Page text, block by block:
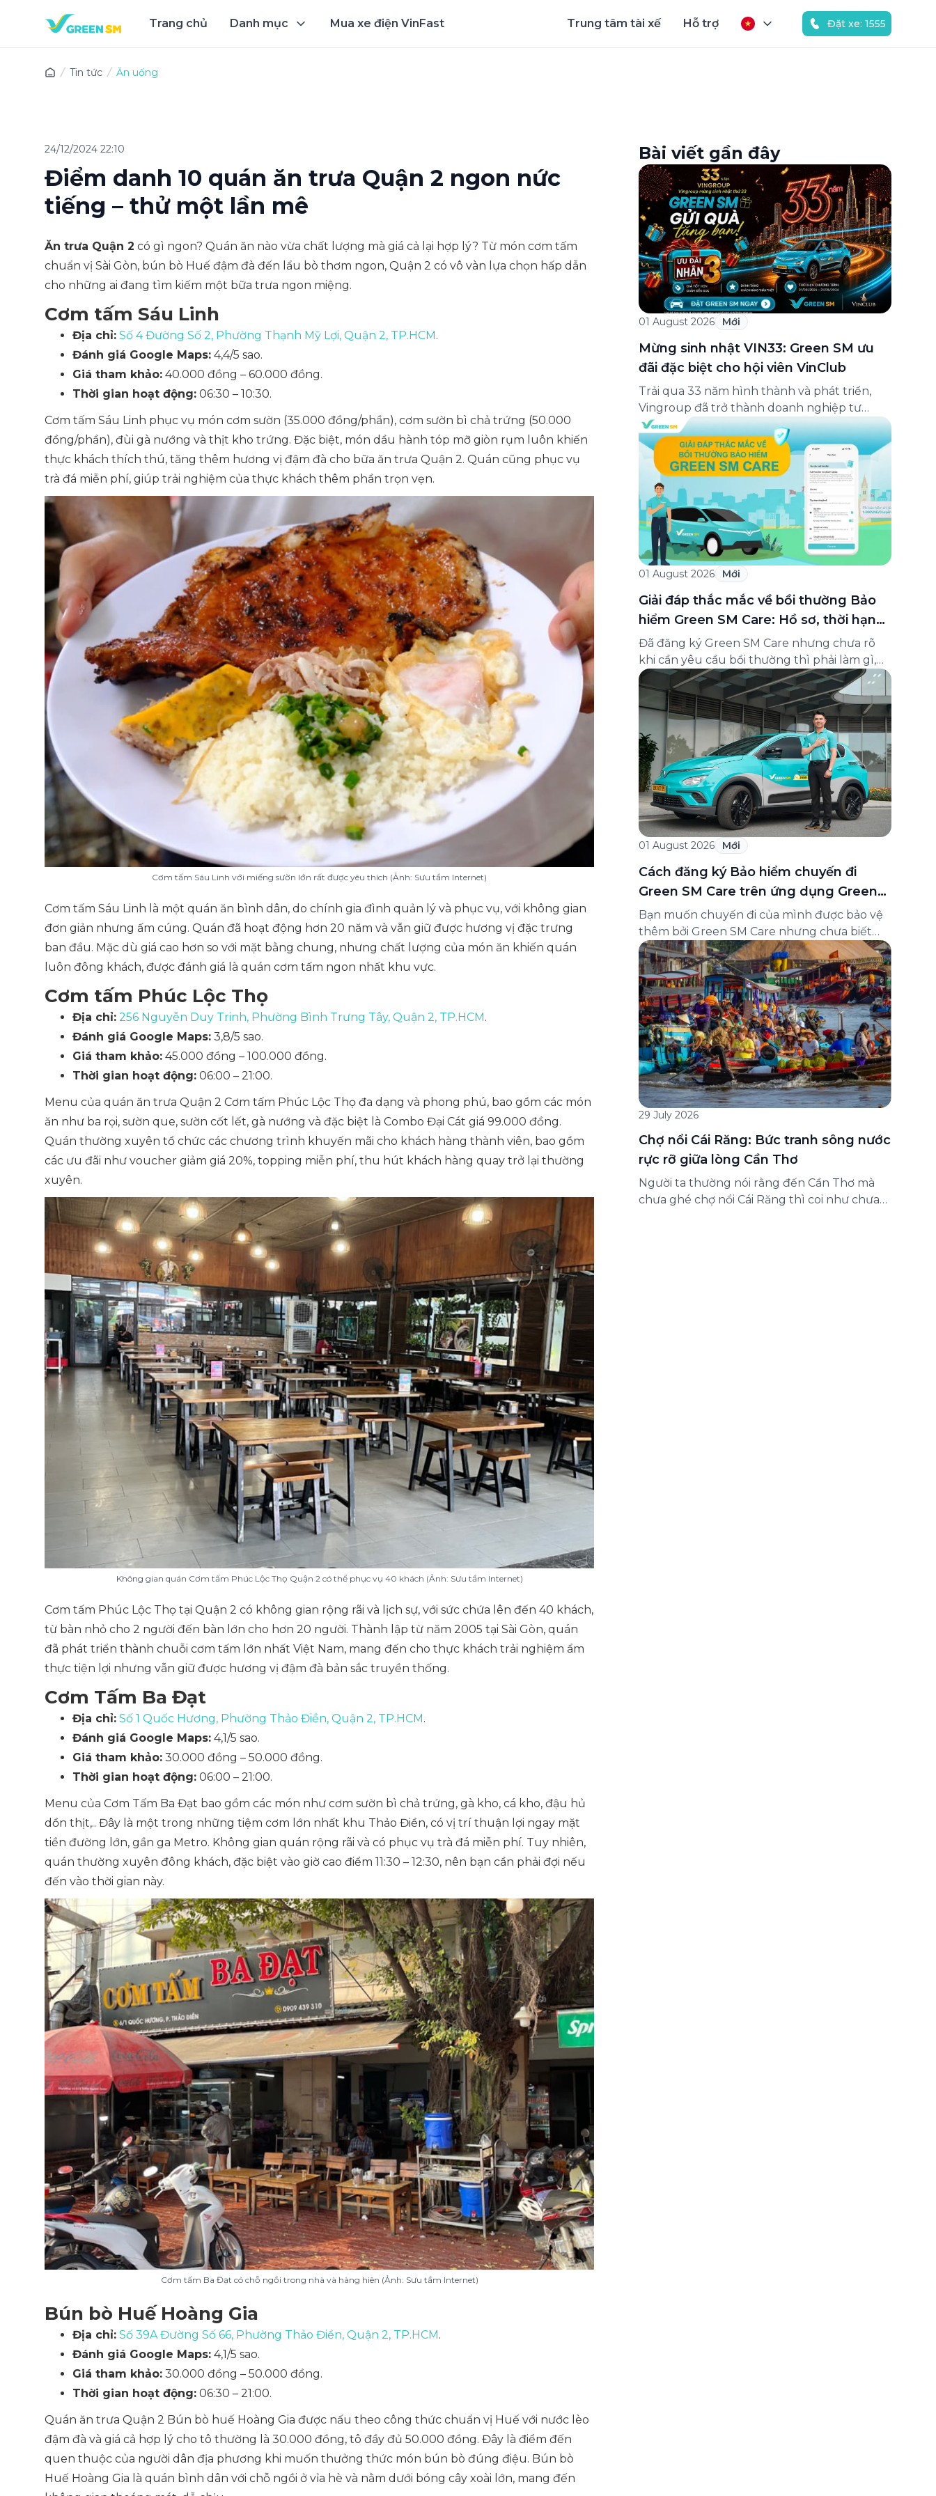
Trang chủ Danh mục Mua xe điện VinFast Trung tâm tài xế Hỗ trợ Đặt xe: 1555
Tin tức Ăn uống
24/12/2024 22:10
Điểm danh 10 quán ăn trưa Quận 2 ngon nức
tiếng – thử một lần mê
Ăn trưa Quận 2 có gì ngon? Quán ăn nào vừa chất lượng mà giá cả lại hợp lý? Từ món cơm tấm
chuẩn vị Sài Gòn, bún bò Huế đậm đà đến lẩu bò thơm ngon, Quận 2 có vô vàn lựa chọn hấp dẫn
cho những ai đang tìm kiếm một bữa trưa ngon miệng.
Cơm tấm Sáu Linh
Địa chỉ: Số 4 Đường Số 2, Phường Thạnh Mỹ Lợi, Quận 2, TP.HCM.
Đánh giá Google Maps: 4,4/5 sao.
Giá tham khảo: 40.000 đồng – 60.000 đồng.
Thời gian hoạt động: 06:30 – 10:30.
Cơm tấm Sáu Linh phục vụ món cơm sườn (35.000 đồng/phần), cơm sườn bì chả trứng (50.000
đồng/phần), đùi gà nướng và thịt kho trứng. Đặc biệt, món dầu hành tóp mỡ giòn rụm luôn khiến
thực khách thích thú, tăng thêm hương vị đậm đà cho bữa ăn trưa Quận 2. Quán cũng phục vụ
trà đá miễn phí, giúp trải nghiệm của thực khách thêm phần trọn vẹn.
Cơm tấm Sáu Linh với miếng sườn lớn rất được yêu thích (Ảnh: Sưu tầm Internet)
Cơm tấm Sáu Linh là một quán ăn bình dân, do chính gia đình quản lý và phục vụ, với không gian
đơn giản nhưng ấm cúng. Quán đã hoạt động hơn 20 năm và vẫn giữ được hương vị đặc trưng
ban đầu. Mặc dù giá cao hơn so với mặt bằng chung, nhưng chất lượng của món ăn khiến quán
luôn đông khách, được đánh giá là quán cơm tấm ngon nhất khu vực.
Cơm tấm Phúc Lộc Thọ
Địa chỉ: 256 Nguyễn Duy Trinh, Phường Bình Trưng Tây, Quận 2, TP.HCM.
Đánh giá Google Maps: 3,8/5 sao.
Giá tham khảo: 45.000 đồng – 100.000 đồng.
Thời gian hoạt động: 06:00 – 21:00.
Menu của quán ăn trưa Quận 2 Cơm tấm Phúc Lộc Thọ đa dạng và phong phú, bao gồm các món
ăn như ba rọi, sườn que, sườn cốt lết, gà nướng và đặc biệt là Combo Đại Cát giá 99.000 đồng.
Quán thường xuyên tổ chức các chương trình khuyến mãi cho khách hàng thành viên, bao gồm
các ưu đãi như voucher giảm giá 20%, topping miễn phí, thu hút khách hàng quay trở lại thường
xuyên.
Không gian quán Cơm tấm Phúc Lộc Thọ Quận 2 có thể phục vụ 40 khách (Ảnh: Sưu tầm Internet)
Cơm tấm Phúc Lộc Thọ tại Quận 2 có không gian rộng rãi và lịch sự, với sức chứa lên đến 40 khách,
từ bàn nhỏ cho 2 người đến bàn lớn cho hơn 20 người. Thành lập từ năm 2005 tại Sài Gòn, quán
đã phát triển thành chuỗi cơm tấm lớn nhất Việt Nam, mang đến cho thực khách trải nghiệm ẩm
thực tiện lợi nhưng vẫn giữ được hương vị đậm đà bản sắc truyền thống.
Cơm Tấm Ba Đạt
Địa chỉ: Số 1 Quốc Hương, Phường Thảo Điền, Quận 2, TP.HCM.
Đánh giá Google Maps: 4,1/5 sao.
Giá tham khảo: 30.000 đồng – 50.000 đồng.
Thời gian hoạt động: 06:00 – 21:00.
Menu của Cơm Tấm Ba Đạt bao gồm các món như cơm sườn bì chả trứng, gà kho, cá kho, đậu hủ
dồn thịt,.. Đây là một trong những tiệm cơm lớn nhất khu Thảo Điền, có vị trí thuận lợi ngay mặt
tiền đường lớn, gần ga Metro. Không gian quán rộng rãi và có phục vụ trà đá miễn phí. Tuy nhiên,
quán thường xuyên đông khách, đặc biệt vào giờ cao điểm 11:30 – 12:30, nên bạn cần phải đợi nếu
đến vào thời gian này.
Cơm tấm Ba Đạt có chỗ ngồi trong nhà và hàng hiên (Ảnh: Sưu tầm Internet)
Bún bò Huế Hoàng Gia
Địa chỉ: Số 39A Đường Số 66, Phường Thảo Điền, Quận 2, TP.HCM.
Đánh giá Google Maps: 4,1/5 sao.
Giá tham khảo: 30.000 đồng – 50.000 đồng.
Thời gian hoạt động: 06:30 – 21:00.
Quán ăn trưa Quận 2 Bún bò huế Hoàng Gia được nấu theo công thức chuẩn vị Huế với nước lèo
đậm đà và giá cả hợp lý cho tô thường là 30.000 đồng, tô đầy đủ 50.000 đồng. Đây là điểm đến
quen thuộc của người dân địa phương khi muốn thưởng thức món bún bò đúng điệu. Bún bò
Huế Hoàng Gia là quán bình dân với chỗ ngồi ở vỉa hè và nằm dưới bóng cây xoài lớn, mang đến
Bài viết gần đây
01 August 2026 Mới
Mừng sinh nhật VIN33: Green SM ưu
đãi đặc biệt cho hội viên VinClub
Trải qua 33 năm hình thành và phát triển,
Vingroup đã trở thành doanh nghiệp tư
nhân đa ngành lớn nhất Việt Nam, lọt Top 30
doanh nghiệp lớn nhất Đông Nam Á theo
bảng xếp hạng của Tạp chí Fortune (Mỹ).
Nhân kỷ niệm 33 năm thành lập (8/8/1993
đến 8/8/2026), Green SM trân […]
01 August 2026 Mới
Giải đáp thắc mắc về bồi thường Bảo
hiểm Green SM Care: Hồ sơ, thời hạn
và cách liên hệ hỗ trợ
Đã đăng ký Green SM Care nhưng chưa rõ
khi cần yêu cầu bồi thường thì phải làm gì,
hồ sơ ra sao, hay giấy chứng nhận bảo hiểm
tìm ở đâu? Bài viết này tổng hợp đầy đủ các
câu hỏi thường gặp nhất về quy trình bồi
thường và hỗ trợ của Green […]
01 August 2026 Mới
Cách đăng ký Bảo hiểm chuyến đi
Green SM Care trên ứng dụng Green
SM
Bạn muốn chuyến đi của mình được bảo vệ
thêm bởi Green SM Care nhưng chưa biết
đăng ký ở đâu? Bài viết dưới đây sẽ hướng
dẫn chi tiết cách tham gia (và hủy tham gia)
gói bảo hiểm này ngay trên ứng dụng Green
SM, cùng những lưu ý quan trọng trước khi
[…]
29 July 2026
Chợ nổi Cái Răng: Bức tranh sông nước
rực rỡ giữa lòng Cần Thơ
Người ta thường nói rằng đến Cần Thơ mà
chưa ghé chợ nổi Cái Răng thì coi như chưa